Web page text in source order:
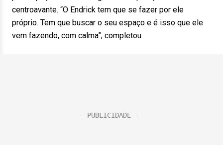
centroavante. “O Endrick tem que se fazer por ele
próprio. Tem que buscar o seu espaço e é isso que ele
vem fazendo, com calma”, completou.